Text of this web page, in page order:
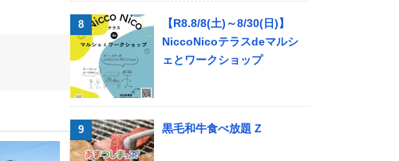
【R8.8/8(土)～8/30(日)】
NiccoNicoテラスdeマルシ
ェとワークショップ
黒毛和牛食べ放題 Z